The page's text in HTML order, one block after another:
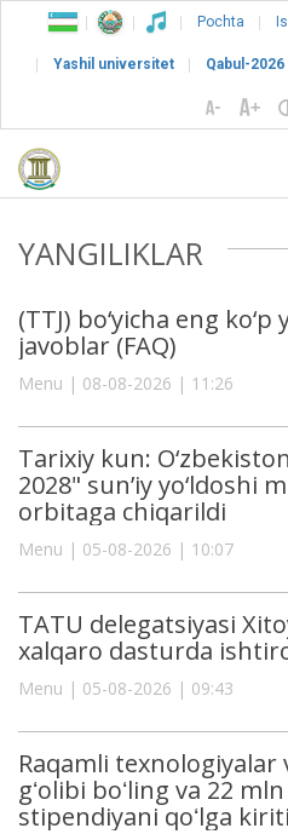
Pochta
Yashil universitet Qabul-2026
YANGILIKLAR
(TTJ) bo‘yicha eng
javoblar (FAQ)
Menu | 08-08-2026 | 11:26
Tarixiy kun:
2028" sun’iy yo‘ldoshi
orbitaga chiqarildi
Menu | 05-08-2026 | 10:07
TATU delegatsiyasi
xalqaro dasturda
Menu | 05-08-2026 | 09:43
Raqamli
gʻolibi boʻling va 22
stipendiyani qoʻlga